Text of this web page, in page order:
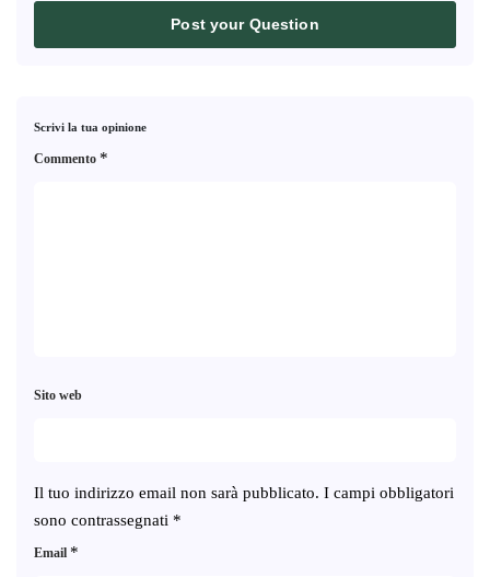
Post your Question
Scrivi la tua opinione
Il tuo indirizzo email non sarà pubblicato. I campi obbligatori
sono contrassegnati *
Commento *
Email *
Sito web